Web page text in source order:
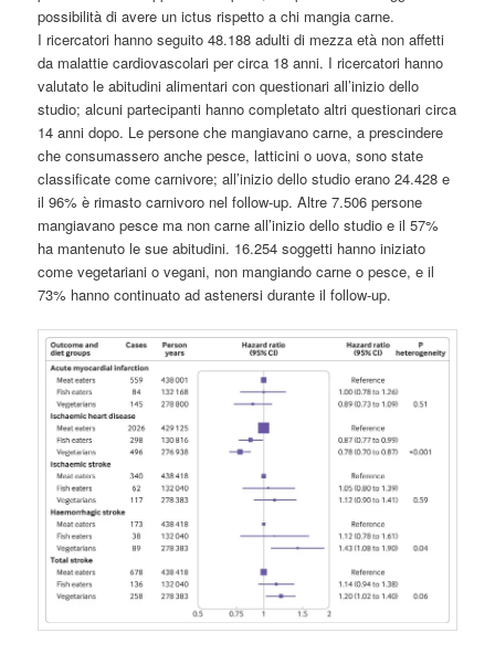
possibilità di avere un ictus rispetto a chi mangia carne.
I ricercatori hanno seguito 48.188 adulti di mezza età non affetti
da malattie cardiovascolari per circa 18 anni. I ricercatori hanno
valutato le abitudini alimentari con questionari all’inizio dello
studio; alcuni partecipanti hanno completato altri questionari circa
14 anni dopo. Le persone che mangiavano carne, a prescindere
che consumassero anche pesce, latticini o uova, sono state
classificate come carnivore; all’inizio dello studio erano 24.428 e
il 96% è rimasto carnivoro nel follow-up. Altre 7.506 persone
mangiavano pesce ma non carne all’inizio dello studio e il 57%
ha mantenuto le sue abitudini. 16.254 soggetti hanno iniziato
come vegetariani o vegani, non mangiando carne o pesce, e il
73% hanno continuato ad astenersi durante il follow-up.